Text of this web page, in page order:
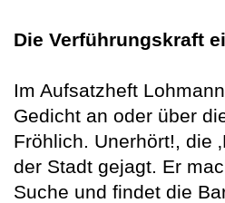
Die Verführungskraft
Im Aufsatzheft
Gedicht an oder über
Fröhlich. Unerhört!, die
der Stadt gejagt. Er
Suche und findet die